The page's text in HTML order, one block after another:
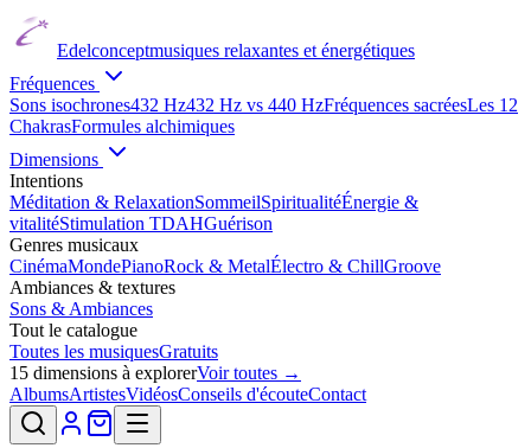
Edelconceptmusiques relaxantes et énergétiques
Fréquences
Sons isochrones432 Hz432 Hz vs 440 HzFréquences sacréesLes 12
ChakrasFormules alchimiques
Dimensions
Intentions
Méditation & RelaxationSommeilSpiritualitéÉnergie &
vitalitéStimulation TDAHGuérison
Genres musicaux
CinémaMondePianoRock & MetalÉlectro & ChillGroove
Ambiances & textures
Sons & Ambiances
Tout le catalogue
Toutes les musiquesGratuits
15 dimensions à explorerVoir toutes →
AlbumsArtistesVidéosConseils d'écouteContact